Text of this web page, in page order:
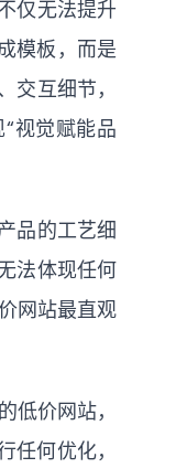
仅无法提升
模板，而是
互细节，
视觉赋能品
品的工艺细
法体现任何
网站最直观
价网站，
何优化，